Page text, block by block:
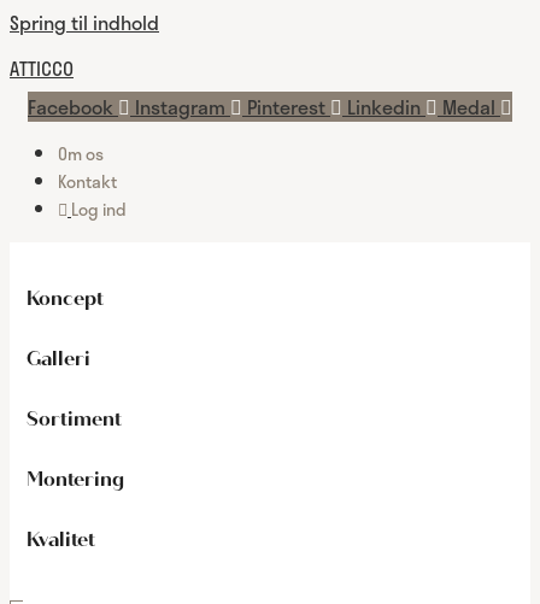
Spring til indhold
ATTICCO
Facebook
Instagram Pinterest Linkedin Medal
Om os
Kontakt
Log ind
Koncept
Galleri
Sortiment
Montering
Kvalitet